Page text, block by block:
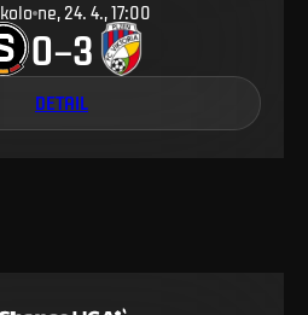
kolo ne, 24. 4., 17:00
0–3
DETAIL